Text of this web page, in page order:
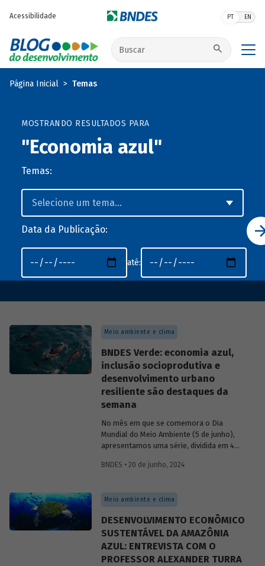
Acessibilidade PT EN
Buscar no site
Página Inicial Temas
MOSTRANDO RESULTADOS PARA
"Economia azul"
Temas:
Data da Publicação:
até:
Meio ambiente e clima
BNDES Verde: economia azul,
inclusão socioprodutiva e
desenvolvimento urbano
resiliente são destaques da
semana
No mês em que se comemora o Dia
Mundial do Meio Ambiente (5 de junho),
apresentamos uma série, dividida em 4
BNDES relacionadas ao tema. Os
rural com geração de renda e trabalho e
desenvolvimento urbano resiliente.
BNDES • 20 de junho, 2024
Meio ambiente e clima
DESENVOLVIMENTO ECONÔMICO
SUSTENTÁVEL DA AMAZÔNIA
AZUL: ENTREVISTA COM O
PROFESSOR ALEXANDER TURRA